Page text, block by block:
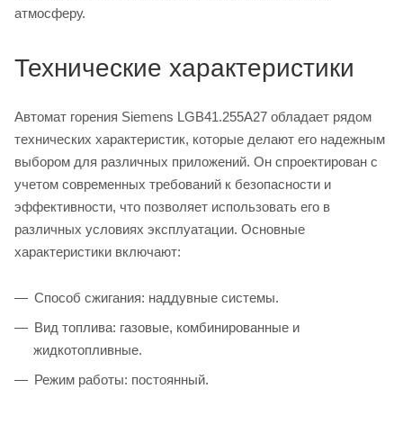
атмосферу.
Технические характеристики
Автомат горения Siemens LGB41.255A27 обладает рядом
технических характеристик, которые делают его надежным
выбором для различных приложений. Он спроектирован с
учетом современных требований к безопасности и
эффективности, что позволяет использовать его в
различных условиях эксплуатации. Основные
характеристики включают:
Способ сжигания: наддувные системы.
Вид топлива: газовые, комбинированные и
жидкотопливные.
Режим работы: постоянный.